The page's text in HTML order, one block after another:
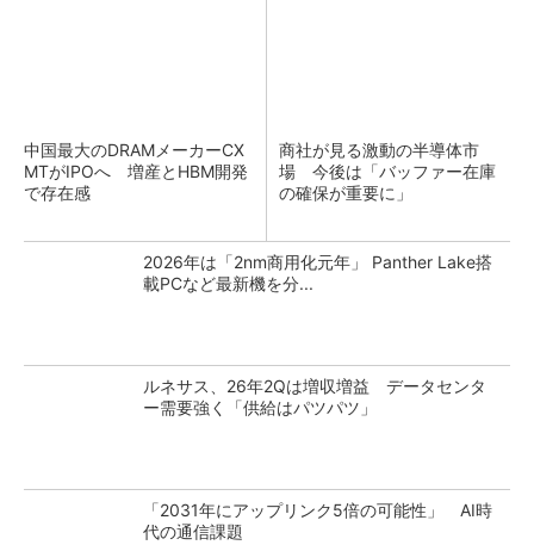
中国最大のDRAMメーカーCX
MTがIPOへ 増産とHBM開発
で存在感
商社が見る激動の半導体市
場 今後は「バッファー在庫
の確保が重要に」
2026年は「2nm商用化元年」 Panther Lake搭
載PCなど最新機を分...
ルネサス、26年2Qは増収増益 データセンタ
ー需要強く「供給はパツパツ」
「2031年にアップリンク5倍の可能性」 AI時
代の通信課題